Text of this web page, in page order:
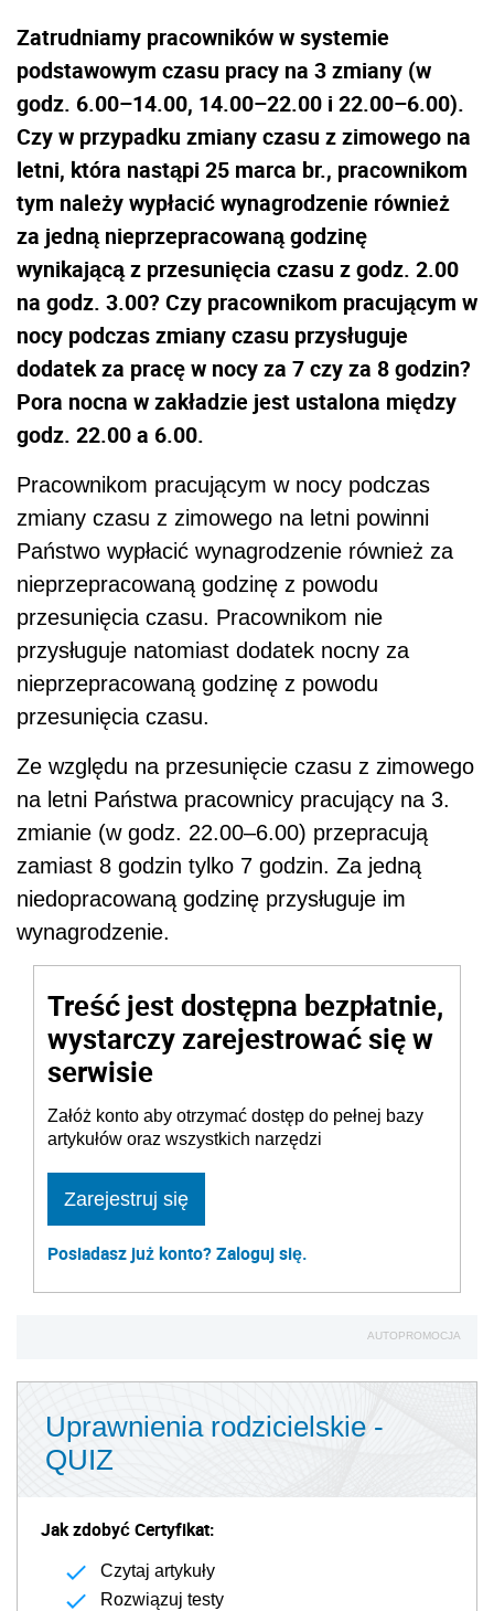
Zatrudniamy pracowników w systemie
podstawowym czasu pracy na 3 zmiany (w
godz. 6.00–14.00, 14.00–22.00 i 22.00–6.00).
Czy w przypadku zmiany czasu z zimowego na
letni, która nastąpi 25 marca br., pracownikom
tym należy wypłacić wynagrodzenie również
za jedną nieprzepracowaną godzinę
wynikającą z przesunięcia czasu z godz. 2.00
na godz. 3.00? Czy pracownikom pracującym w
nocy podczas zmiany czasu przysługuje
dodatek za pracę w nocy za 7 czy za 8 godzin?
Pora nocna w zakładzie jest ustalona między
godz. 22.00 a 6.00.
Pracownikom pracującym w nocy podczas
zmiany czasu z zimowego na letni powinni
Państwo wypłacić wynagrodzenie również za
nieprzepracowaną godzinę z powodu
przesunięcia czasu. Pracownikom nie
przysługuje natomiast dodatek nocny za
nieprzepracowaną godzinę z powodu
przesunięcia czasu.
Ze względu na przesunięcie czasu z zimowego
na letni Państwa pracownicy pracujący na 3.
zmianie (w godz. 22.00–6.00) przepracują
zamiast 8 godzin tylko 7 godzin. Za jedną
niedopracowaną godzinę przysługuje im
wynagrodzenie.
Treść jest dostępna bezpłatnie,
wystarczy zarejestrować się w
serwisie
Załóż konto aby otrzymać dostęp do pełnej bazy
artykułów oraz wszystkich narzędzi
Zarejestruj się
Posiadasz już konto? Zaloguj się.
AUTOPROMOCJA
Uprawnienia rodzicielskie -
QUIZ
Jak zdobyć Certyfikat:
Czytaj artykuły
Rozwiązuj testy